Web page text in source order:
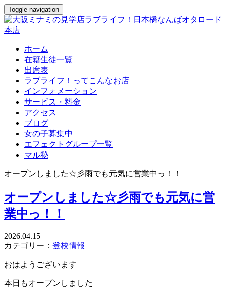
Toggle navigation
ホーム
在籍生徒一覧
出席表
ラブライフ！ってこんなお店
インフォメーション
サービス・料金
アクセス
ブログ
女の子募集中
エフェクトグループ一覧
マル秘
オープンしました☆彡雨でも元気に営業中っ！！
オープンしました☆彡雨でも元気に営
業中っ！！
2026.04.15
カテゴリー： 登校情報
おはようございます
本日もオープンしました